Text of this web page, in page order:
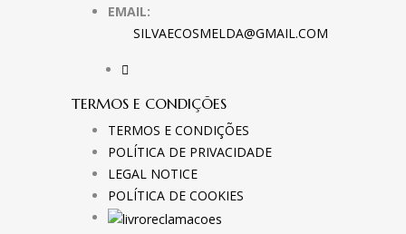
EMAIL:
SILVAECOSMELDA@GMAIL.COM
TERMOS E CONDIÇÕES
TERMOS E CONDIÇÕES
POLÍTICA DE PRIVACIDADE
LEGAL NOTICE
POLÍTICA DE COOKIES